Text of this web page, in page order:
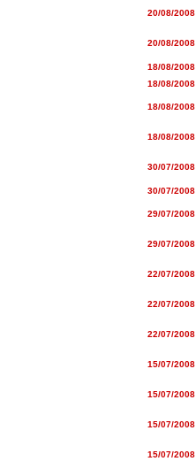
20/08/2008
20/08/2008
18/08/2008
18/08/2008
18/08/2008
18/08/2008
30/07/2008
30/07/2008
29/07/2008
29/07/2008
22/07/2008
22/07/2008
22/07/2008
15/07/2008
15/07/2008
15/07/2008
15/07/2008